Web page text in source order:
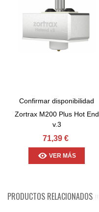
Confirmar disponibilidad
Zortrax M200 Plus Hot End
v.3
71,39 €
VER MÁS
PRODUCTOS RELACIONADOS